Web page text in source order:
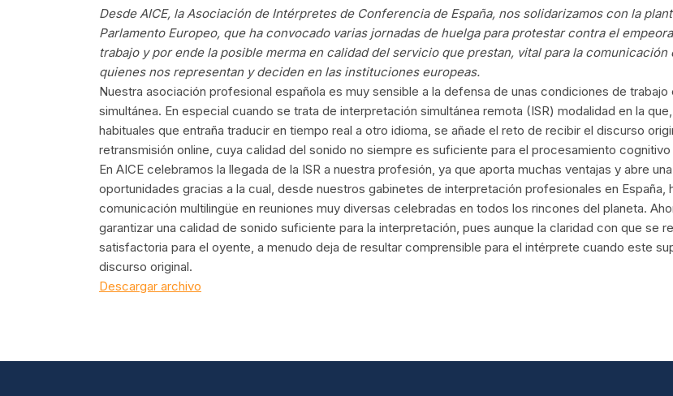
Desde AICE, la Asociación de Intérpretes de Conferencia de España, nos solidarizamos con la
Parlamento Europeo, que ha convocado varias jornadas de huelga para protestar contra el
trabajo y por ende la posible merma en calidad del servicio que prestan, vital para la comunicación
quienes nos representan y deciden en las instituciones europeas.
Nuestra asociación profesional española es muy sensible a la defensa de unas condiciones de
simultánea. En especial cuando se trata de interpretación simultánea remota (ISR) modalidad en la
habituales que entraña traducir en tiempo real a otro idioma, se añade el reto de recibir el discurso
retransmisión online, cuya calidad del sonido no siempre es suficiente para el procesamiento
En AICE celebramos la llegada de la ISR a nuestra profesión, ya que aporta muchas ventajas y abre
oportunidades gracias a la cual, desde nuestros gabinetes de interpretación profesionales en España,
comunicación multilingüe en reuniones muy diversas celebradas en todos los rincones del planeta.
garantizar una calidad de sonido suficiente para la interpretación, pues aunque la claridad con que se
satisfactoria para el oyente, a menudo deja de resultar comprensible para el intérprete cuando este
discurso original.
Descargar archivo